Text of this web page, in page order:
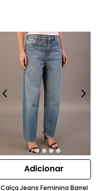
Adicionar
Calça Jeans Feminina Barrel